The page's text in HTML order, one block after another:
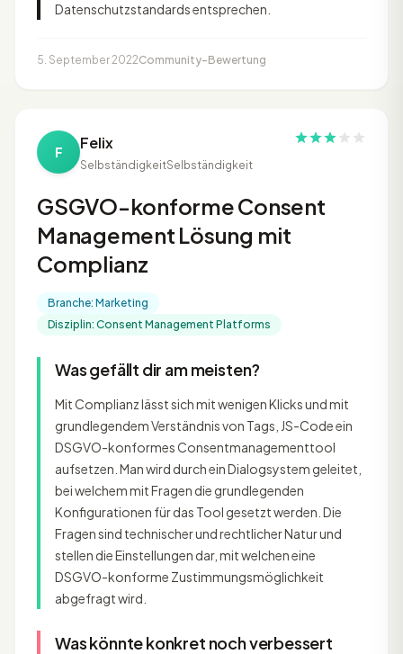
Datenschutzstandards entsprechen.
5. September 2022Community-Bewertung
F Felix
SelbständigkeitSelbständigkeit
GSGVO-konforme Consent
Management Lösung mit
Complianz
Branche: Marketing
Disziplin: Consent Management Platforms
Was gefällt dir am meisten?
Mit Complianz lässt sich mit wenigen Klicks und mit
grundlegendem Verständnis von Tags, JS-Code ein
DSGVO-konformes Consentmanagementtool
aufsetzen. Man wird durch ein Dialogsystem geleitet,
bei welchem mit Fragen die grundlegenden
Konfigurationen für das Tool gesetzt werden. Die
Fragen sind technischer und rechtlicher Natur und
stellen die Einstellungen dar, mit welchen eine
DSGVO-konforme Zustimmungsmöglichkeit
abgefragt wird.
Was könnte konkret noch verbessert